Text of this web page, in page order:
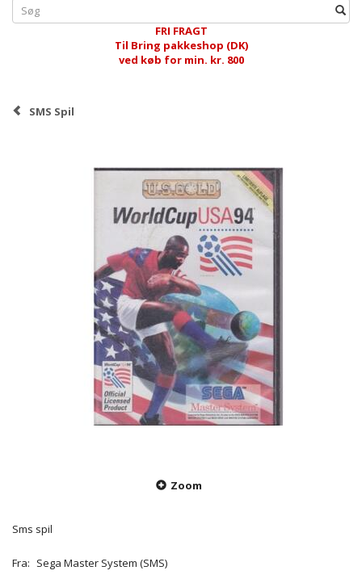
FRI FRAGT
Til Bring pakkeshop (DK)
ved køb for min. kr. 800
SMS Spil
Zoom
Sms spil
Fra: Sega Master System (SMS)